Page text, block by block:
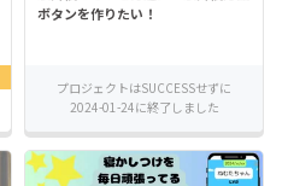
ボタンを作りたい！
プロジェクトはSUCCESSせずに
2024-01-24に終了しました